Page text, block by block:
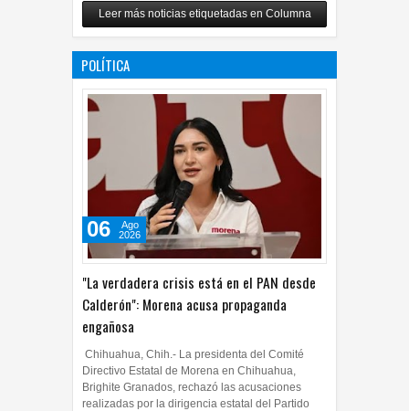
Revuelo en la inteligencia
artificial
Leer más noticias etiquetadas en Columna
POLÍTICA
"La verdadera crisis está en el PAN desde
Calderón": Morena acusa propaganda
engañosa
06
Ago
2026
Chihuahua, Chih.- La presidenta del Comité
Directivo Estatal de Morena en Chihuahua,
Brighite Granados, rechazó las acusaciones